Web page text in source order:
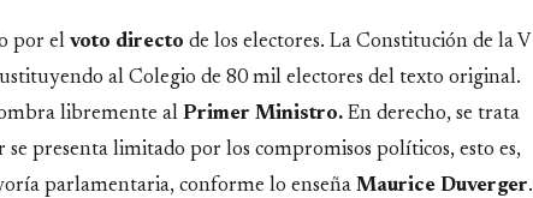
por el voto directo de los electores. La Constitución de la V
al Colegio de 80 mil electores del texto original.
libremente al Primer Ministro. En derecho, se trata
presenta limitado por los compromisos políticos, esto es,
parlamentaria, conforme lo enseña Maurice Duverger.